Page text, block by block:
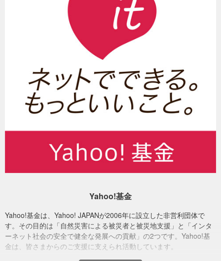
寄付金の使い道
本地震災害の被災者救援のため共同募金会を通じて義援金として寄
使用する場合がございます。
詳しい使いみちは、随時本募金ページもしくは、Yahoo!基金ホーム
ページ、TwitterやFacebookなどを通じてご報告いたします。
ヘルプページをご確認ください。Yahoo!基金
Yahoo!基金は、Yahoo! JAPANが2006年に設立した非営利団体で
す。その目的は「自然災害による被災者と被災地支援」と「インタ
ーネット社会の安全で健全な発展への貢献」の2つです。Yahoo!基
金は、皆さまからのご支援に支えられ活動しています。